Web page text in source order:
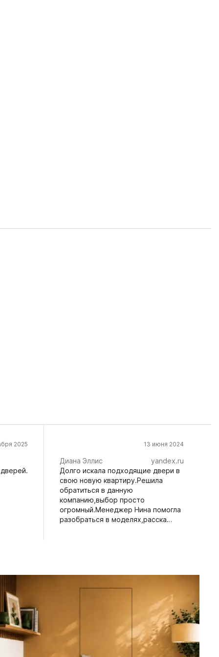
2025 13 июня 2024
Диана Эллис
yandex.ru
Долго искала подходящие двери в
свою новую квартиру.Решила
обратиться в данную
компанию,выбор просто
огромный.Менеджер Нина помогла
разобраться в моделях,расска…